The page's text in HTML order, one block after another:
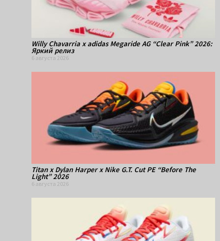
Willy Chavarria x adidas Megaride AG “Clear Pink” 2026:
Яркий релиз
6 августа 2026
Titan x Dylan Harper x Nike G.T. Cut PE “Before The
Light” 2026
6 августа 2026